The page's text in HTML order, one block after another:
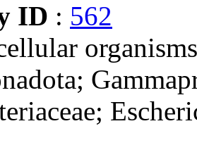
ID : 562